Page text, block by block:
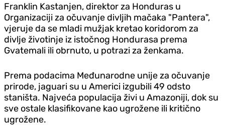
Franklin Kastanjen, direktor za Honduras u
Organizaciji za očuvanje divljih mačaka "Pantera",
vjeruje da se mladi mužjak kretao koridorom za
divlje životinje iz istočnog Hondurasa prema
Gvatemali ili obrnuto, u potrazi za ženkama.
Prema podacima Međunarodne unije za očuvanje
prirode, jaguari su u Americi izgubili 49 odsto
staništa. Najveća populacija živi u Amazoniji, dok su
sve ostale klasifikovane kao ugrožene ili kritično
ugrožene.